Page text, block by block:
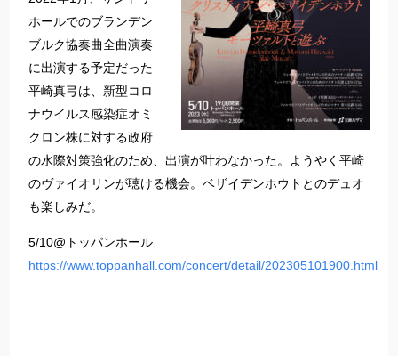
ホールでのブランデン
ブルク協奏曲全曲演奏
に出演する予定だった
平崎真弓は、新型コロ
ナウイルス感染症オミ
クロン株に対する政府
の水際対策強化のため、出演が叶わなかった。ようやく平崎
のヴァイオリンが聴ける機会。ベザイデンホウトとのデュオ
も楽しみだ。
5/10@トッパンホール
https://www.toppanhall.com/concert/detail/202305101900.html